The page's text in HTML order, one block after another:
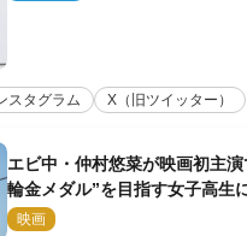
スタグラム X（旧ツイッター）
エビ中・仲村悠菜が映画初主
輪金メダル”を目指す女子高
『つりこまち』今秋公開
映画